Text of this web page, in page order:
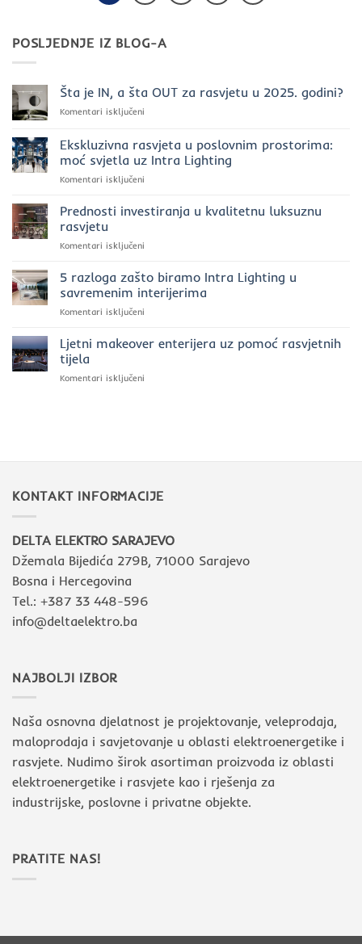
POSLJEDNJE IZ BLOG-A
Šta je IN, a šta OUT za rasvjetu u 2025. godini?
Komentari isključeni
IN,
a
za
Ekskluzivna rasvjeta u poslovnim prostorima:
moć svjetla uz Intra Lighting
Komentari isključeni
rasvjeta
svjetla
uz
Prednosti investiranja u kvalitetnu luksuznu
rasvjetu
Komentari isključeni
investiranja
kvalitetnu
5 razloga zašto biramo Intra Lighting u
savremenim interijerima
Komentari isključeni
razloga
Ljetni makeover enterijera uz pomoć rasvjetnih
tijela
Komentari isključeni
KONTAKT INFORMACIJE
DELTA ELEKTRO SARAJEVO
Džemala Bijedića 279B, 71000 Sarajevo
Bosna i Hercegovina
Tel.: +387 33 448-596
info@deltaelektro.ba
NAJBOLJI IZBOR
Naša osnovna djelatnost je projektovanje, veleprodaja,
maloprodaja i savjetovanje u oblasti elektroenergetike i
rasvjete. Nudimo širok asortiman proizvoda iz oblasti
elektroenergetike i rasvjete kao i rješenja za
industrijske, poslovne i privatne objekte.
PRATITE NAS!